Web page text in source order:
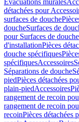
Evacuations murales
détachées pour
surfaces de douche
doucheSurfaces de
pour Surfaces de
d'installationPièces
douche spécifiques
spécifiquesAccessoires
Séparations de douche
piedPièces détachées
plain-piedAccessoires
rangement de recoin
rangement de recoin
recoinPièces détachées